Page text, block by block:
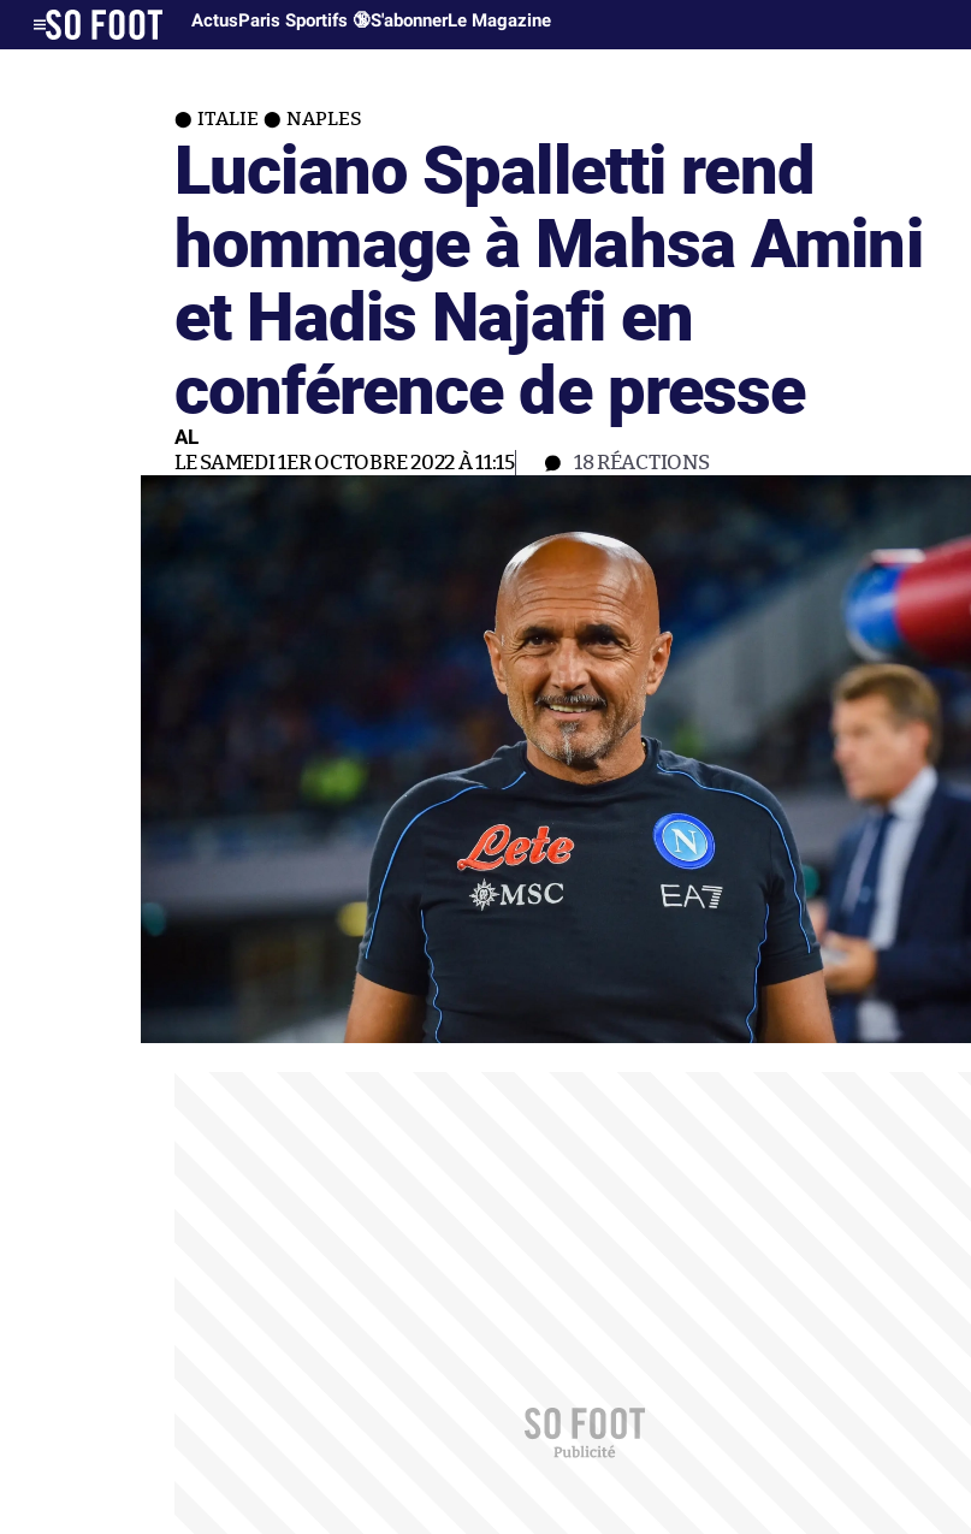
ActusParis Sportifs 🔞S'abonnerLe Magazine
ITALIE NAPLES
Luciano Spalletti rend
hommage à Mahsa Amini
et Hadis Najafi en
conférence de presse
AL
LE SAMEDI 1ER OCTOBRE 2022 À 11:15 18RÉACTIONS